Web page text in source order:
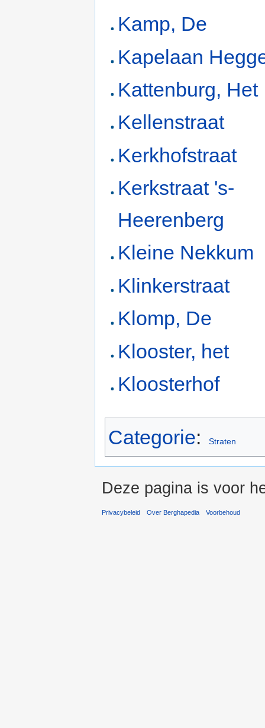
Kamp, De
Kapelaan
Kattenburg, Het
Kellenstraat
Kerkhofstraat
Kerkstraat 's-
Heerenberg
Kleine Nekkum
Klinkerstraat
Klomp, De
Klooster, het
Kloosterhof
Categorie: Straten
Deze pagina is voor
Privacybeleid Over Berghapedia Voorbehoud